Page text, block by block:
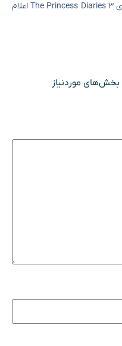
در حال حاضر، هیچ تاریخ اکران رسمی برای The Princess Diaries 3 اعلام
بخش‌های موردنیاز